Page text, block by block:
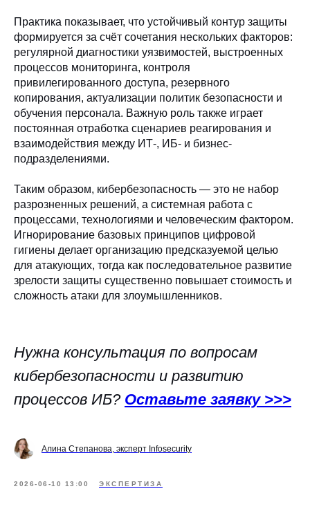
Практика показывает, что устойчивый контур защиты
формируется за счёт сочетания нескольких факторов:
регулярной диагностики уязвимостей, выстроенных
процессов мониторинга, контроля
привилегированного доступа, резервного
копирования, актуализации политик безопасности и
обучения персонала. Важную роль также играет
постоянная отработка сценариев реагирования и
взаимодействия между ИТ-, ИБ- и бизнес-
подразделениями.
Таким образом, кибербезопасность — это не набор
разрозненных решений, а системная работа с
процессами, технологиями и человеческим фактором.
Игнорирование базовых принципов цифровой
гигиены делает организацию предсказуемой целью
для атакующих, тогда как последовательное развитие
зрелости защиты существенно повышает стоимость и
сложность атаки для злоумышленников.
Нужна консультация по вопросам
кибербезопасности и развитию
процессов ИБ? Оставьте заявку>>>
Алина Степанова, эксперт Infosecurity
2026-06-10 13:00 ЭКСПЕРТИЗА